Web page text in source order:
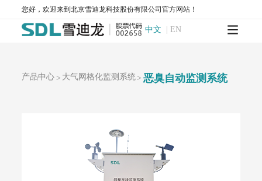
您好，欢迎来到北京雪迪龙科技股份有限公司官方网站！
中文 | EN
MODEL 2430-高精度光散射法环境空气颗粒物监测仪
SDL 1006-颗粒物全流程校验系统
AQMS-900HM-环境空气颗粒物元素成分自动监测系统
T1100-紫外荧光法二氧化硫分析仪
T1100-H₂S-紫外荧光法硫化氢分析仪
AQMS-1100-微型环境空气质量监测系统
AQMS-900C-PM₂.₅-户外型颗粒物PM₂.₅自动监测系统
AQMS-900C-PM₁₀-户外型颗粒物PM₁₀自动监测系统
产品中心 > 大气网格化监测系统> 恶臭自动监测系统